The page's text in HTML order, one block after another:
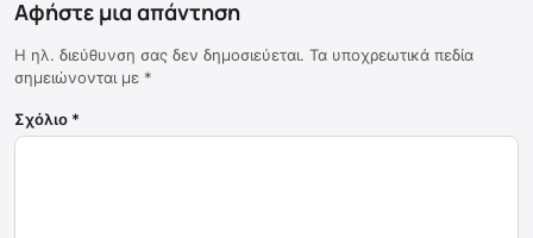
Αφήστε μια απάντηση
Η ηλ. διεύθυνση σας δεν δημοσιεύεται. Τα υποχρεωτικά πεδία
σημειώνονται με *
Σχόλιο *